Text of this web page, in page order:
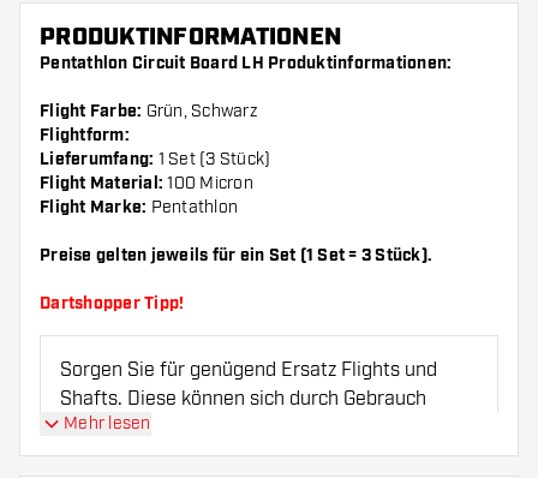
PRODUKTINFORMATIONEN
Pentathlon Circuit Board LH Produktinformationen:
Flight Farbe: Grün, Schwarz
Flightform:
Lieferumfang: 1 Set (3 Stück)
Flight Material: 100 Micron
Flight Marke: Pentathlon
Preise gelten jeweils für ein Set (1 Set = 3 Stück).
Dartshopper Tipp!
Sorgen Sie für genügend Ersatz Flights und
Shafts. Diese können sich durch Gebrauch
abnutzen oder brechen.
Mehr lesen